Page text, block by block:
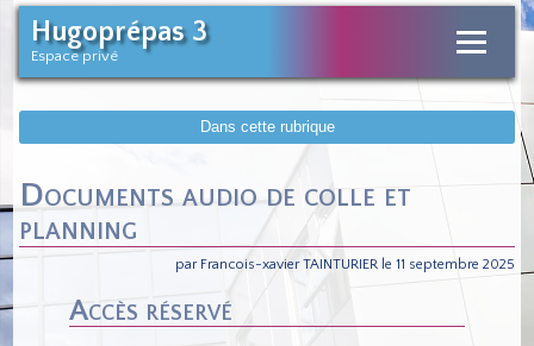
Hugoprépas 3
Espace privé
Dans cette rubrique
Documents audio de colle et
planning
par Francois-xavier TAINTURIER le 11 septembre 2025
Accès réservé